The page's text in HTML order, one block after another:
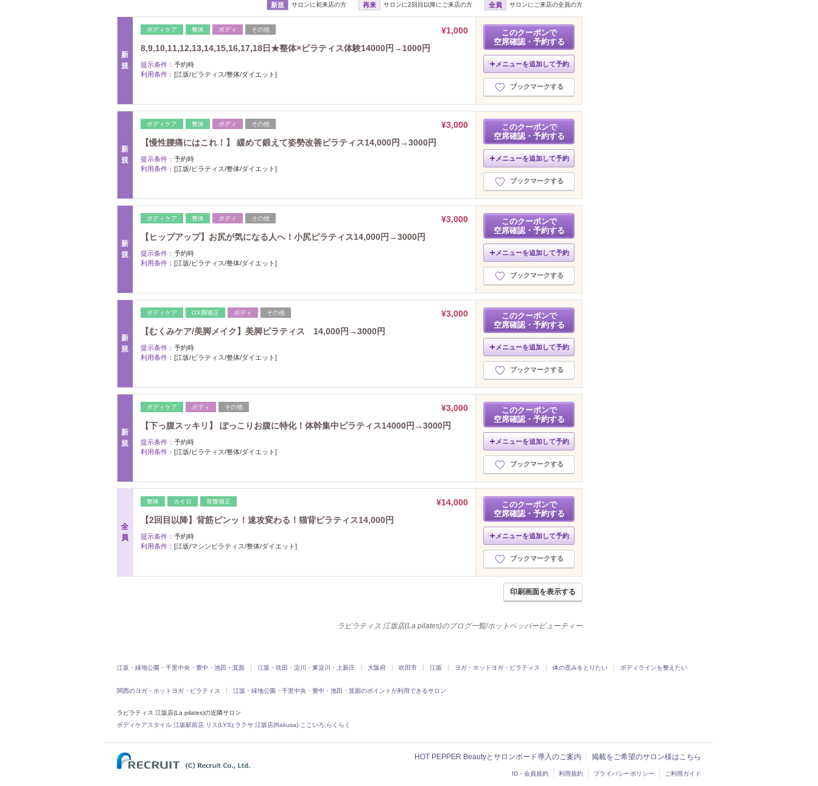
新規 サロンに初来店の方 再来 サロンに2回目以降にご来店の方 全員 サロンにご来店の全員の方
新
規
ボディケア 整体 ボディ その他
¥1,000
8,9,10,11,12,13,14,15,16,17,18日★整体×ピラティス体験14000円→1000円
提示条件： 予約時
利用条件： [江坂/ピラティス/整体/ダイエット]
このクーポンで
空席確認・予約する
メニューを追加して予約
ブックマークする
新
規
ボディケア 整体 ボディ その他
¥3,000
【慢性腰痛にはこれ！】 緩めて鍛えて姿勢改善ピラティス14,000円→3000円
提示条件： 予約時
利用条件： [江坂/ピラティス/整体/ダイエット]
このクーポンで
空席確認・予約する
メニューを追加して予約
ブックマークする
新
規
ボディケア 整体 ボディ その他
¥3,000
【ヒップアップ】お尻が気になる人へ！小尻ピラティス14,000円→3000円
提示条件： 予約時
利用条件： [江坂/ピラティス/整体/ダイエット]
このクーポンで
空席確認・予約する
メニューを追加して予約
ブックマークする
新
規
ボディケア OX脚矯正 ボディ その他
¥3,000
【むくみケア/美脚メイク】美脚ピラティス 14,000円→3000円
提示条件： 予約時
利用条件： [江坂/ピラティス/整体/ダイエット]
このクーポンで
空席確認・予約する
メニューを追加して予約
ブックマークする
新
規
ボディケア ボディ その他
¥3,000
【下っ腹スッキリ】 ぽっこりお腹に特化！体幹集中ピラティス14000円→3000円
提示条件： 予約時
利用条件： [江坂/ピラティス/整体/ダイエット]
このクーポンで
空席確認・予約する
メニューを追加して予約
ブックマークする
全
員
整体 カイロ 骨盤矯正
¥14,000
【2回目以降】背筋ピンッ！速攻変わる！猫背ピラティス14,000円
提示条件： 予約時
利用条件： [江坂/マシンピラティス/整体/ダイエット]
このクーポンで
空席確認・予約する
メニューを追加して予約
ブックマークする
印刷画面を表示する
ラピラティス 江坂店(La pilates)のブログ一覧/ホットペッパービューティー
江坂・緑地公園・千里中央・豊中・池田・箕面 江坂・吹田・淀川・東淀川・上新庄 大阪府 吹田市 江坂 ヨガ・ホットヨガ・ピラティス 体の歪みをとりたい ボディラインを整えたい
関西のヨガ・ホットヨガ・ピラティス 江坂・緑地公園・千里中央・豊中・池田・箕面のポイントが利用できるサロン
ラピラティス 江坂店(La pilates)の近隣サロン
ボディケアスタイル 江坂駅前店| リス(LYS)|ラクサ 江坂店(Rakusa)| ここいろ|らくらく
HOT PEPPER Beautyとサロンボード導入のご案内 掲載をご希望のサロン様はこちら
ID・会員規約 利用規約 プライバシーポリシー ご利用ガイド